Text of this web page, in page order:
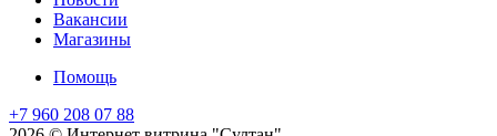
Вакансии
Магазины
Помощь
+7 960 208 07 88